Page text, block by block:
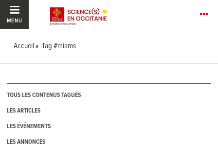
MENU
Accueil Tag #miams
TOUS LES CONTENUS TAGUÉS
LES ARTICLES
LES ÉVÉNEMENTS
LES ANNONCES